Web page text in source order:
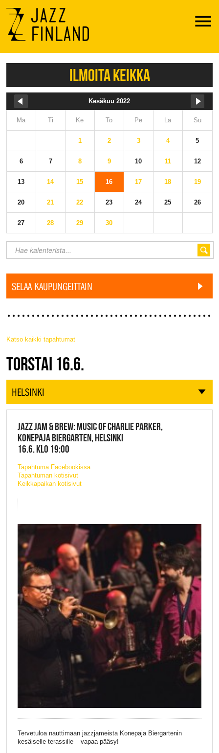
Menu
ILMOITA KEIKKA
Kesäkuu 2022
Ma Ti Ke To Pe La Su
1 2 3 4 5
6 7 8 9 10 11 12
13 14 15 16 17 18 19
20 21 22 23 24 25 26
27 28 29 30
SELAA KAUPUNGEITTAIN
Katso kaikki tapahtumat
JAZZ FINLAND LIVE
TORSTAI 16.6.
HELSINKI
JAZZ JAM & BREW: MUSIC OF CHARLIE PARKER,
KONEPAJA BIERGARTEN, HELSINKI
16.6. KLO 19:00
Tapahtuma Facebookissa
Tapahtuman kotisivut
Keikkapaikan kotisivut
Tervetuloa nauttimaan jazzjameista Konepaja Biergartenin
kesäiselle terassille – vapaa pääsy!